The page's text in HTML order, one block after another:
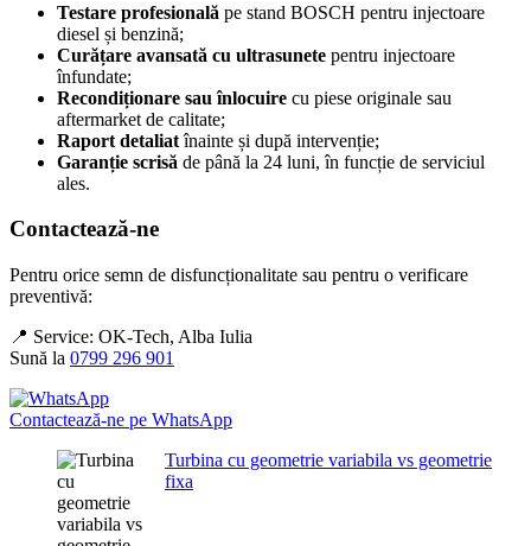
Testare profesională pe stand BOSCH pentru injectoare
diesel și benzină;
Curățare avansată cu ultrasunete pentru injectoare
înfundate;
Recondiționare sau înlocuire cu piese originale sau
aftermarket de calitate;
Raport detaliatînainte și după intervenție;
Garanție scrisă de până la 24 luni, în funcție de serviciul
ales.
Contactează-ne
Pentru orice semn de disfuncționalitate sau pentru o verificare
preventivă:
📍 Service: OK-Tech, Alba Iulia
Sună la 0799 296 901
Contactează-ne pe WhatsApp
Turbina cu geometrie variabila vs geometrie
fixa